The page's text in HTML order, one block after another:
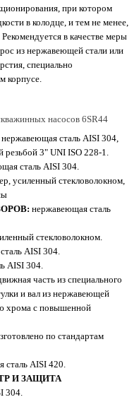
при котором
в колодце, и тем не менее,
в качестве меры
из нержавеющей стали или
специально
корпусе.
насосов 6SR44
нержавеющая сталь AISI 304,
резьбой 3" UNI ISO 228-1.
сталь AISI 304.
усиленный стекловолокном,
нержавеющая сталь
стекловолокном.
AISI 304.
AISI 304.
часть из специального
и вал из нержавеющей
хрома с повышенной
по стандартам
AISI 420.
И ЗАЩИТА
304.